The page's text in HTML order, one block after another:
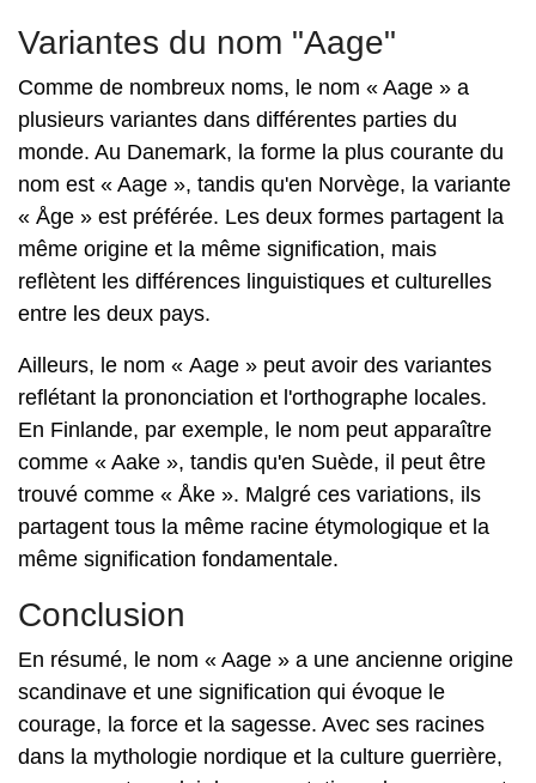
Variantes du nom "Aage"
Comme de nombreux noms, le nom « Aage » a
plusieurs variantes dans différentes parties du
monde. Au Danemark, la forme la plus courante du
nom est « Aage », tandis qu'en Norvège, la variante
« Åge » est préférée. Les deux formes partagent la
même origine et la même signification, mais
reflètent les différences linguistiques et culturelles
entre les deux pays.
Ailleurs, le nom « Aage » peut avoir des variantes
reflétant la prononciation et l'orthographe locales.
En Finlande, par exemple, le nom peut apparaître
comme « Aake », tandis qu'en Suède, il peut être
trouvé comme « Åke ». Malgré ces variations, ils
partagent tous la même racine étymologique et la
même signification fondamentale.
Conclusion
En résumé, le nom « Aage » a une ancienne origine
scandinave et une signification qui évoque le
courage, la force et la sagesse. Avec ses racines
dans la mythologie nordique et la culture guerrière,